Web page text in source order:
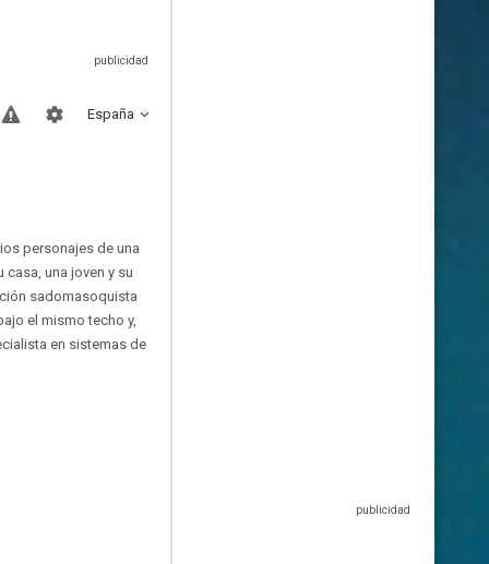
España
personajes de una
una joven y su
sadomasoquista
el mismo techo y,
en sistemas de